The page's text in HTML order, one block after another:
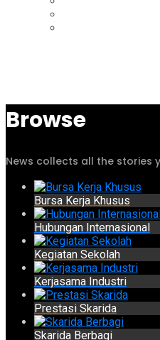
Browse
News collects all the stories
Bursa Kerja Khusus
Hubungan Internasional
Kegiatan Sekolah
Kerjasama Industri
Prestasi Skarida
Skarida Berbagi